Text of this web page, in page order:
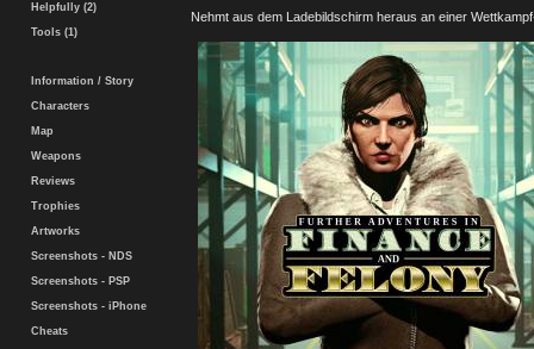
Helpfully (2)
Tools (1)
Information / Story
Characters
Map
Weapons
Reviews
Trophies
Artworks
Screenshots - NDS
Screenshots - PSP
Screenshots - iPhone
Cheats
Nehmt aus dem Ladebildschirm heraus an einer